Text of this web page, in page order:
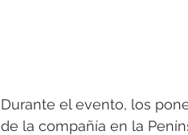
Durante el evento, los
de la compañía en la